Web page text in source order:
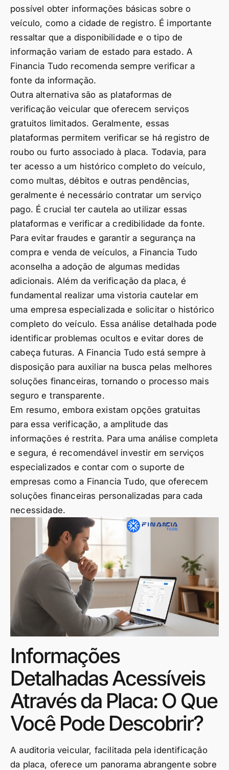
possível obter informações básicas sobre o
veículo, como a cidade de registro. É importante
ressaltar que a disponibilidade e o tipo de
informação variam de estado para estado. A
Financia Tudo recomenda sempre verificar a
fonte da informação.
Outra alternativa são as plataformas de
verificação veicular que oferecem serviços
gratuitos limitados. Geralmente, essas
plataformas permitem verificar se há registro de
roubo ou furto associado à placa. Todavia, para
ter acesso a um histórico completo do veículo,
como multas, débitos e outras pendências,
geralmente é necessário contratar um serviço
pago. É crucial ter cautela ao utilizar essas
plataformas e verificar a credibilidade da fonte.
Para evitar fraudes e garantir a segurança na
compra e venda de veículos, a Financia Tudo
aconselha a adoção de algumas medidas
adicionais. Além da verificação da placa, é
fundamental realizar uma vistoria cautelar em
uma empresa especializada e solicitar o histórico
completo do veículo. Essa análise detalhada pode
identificar problemas ocultos e evitar dores de
cabeça futuras. A Financia Tudo está sempre à
disposição para auxiliar na busca pelas melhores
soluções financeiras, tornando o processo mais
seguro e transparente.
Em resumo, embora existam opções gratuitas
para essa verificação, a amplitude das
informações é restrita. Para uma análise completa
e segura, é recomendável investir em serviços
especializados e contar com o suporte de
empresas como a Financia Tudo, que oferecem
soluções financeiras personalizadas para cada
necessidade.
Informações
Detalhadas Acessíveis
Através da Placa: O Que
Você Pode Descobrir?
A auditoria veicular, facilitada pela identificação
da placa, oferece um panorama abrangente sobre